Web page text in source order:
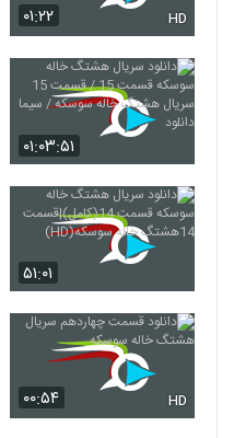
۰۱:۲۲ HD
۰۱:۰۳:۵۱
۵۱:۰۱
۰۰:۵۴ HD